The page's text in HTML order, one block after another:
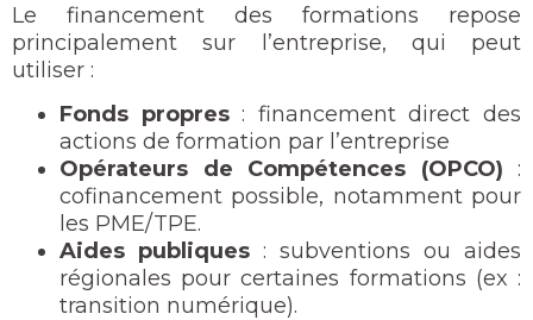
Le financement des formations repose
principalement sur l’entreprise, qui peut
utiliser :
Fonds propres: financement direct des
actions de formation par l’entreprise
Opérateurs de Compétences (OPCO) :
cofinancement possible, notamment pour
les PME/TPE.
Aides publiques : subventions ou aides
régionales pour certaines formations (ex :
transition numérique).